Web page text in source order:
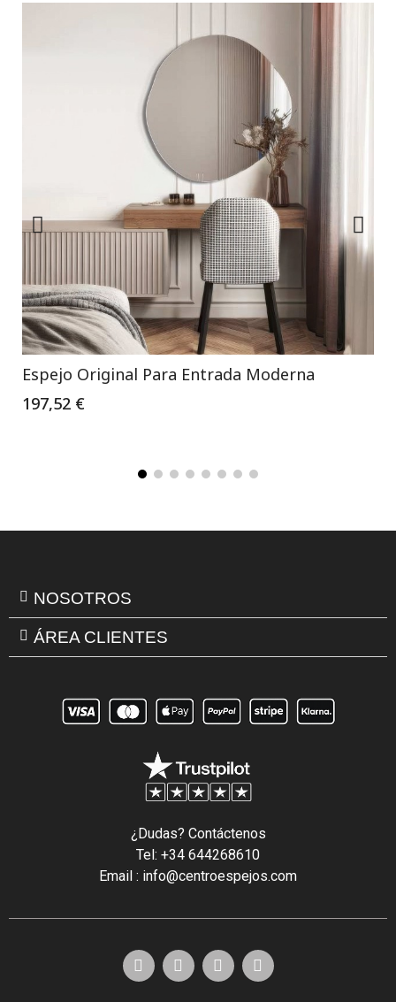
Espejo Original Para Entrada Moderna
197,52 €
NOSOTROS
ÁREA CLIENTES
¿Dudas? Contáctenos
Tel: +34 644268610
Email : info@centroespejos.com